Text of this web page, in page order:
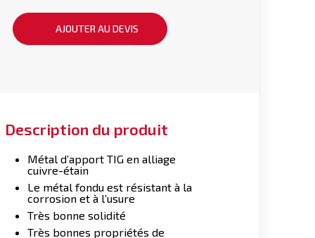
AJOUTER AU DEVIS
Description du produit
Métal d’apport TIG en alliage
cuivre-étain
Le métal fondu est résistant à la
corrosion et à l’usure
Très bonne solidité
Très bonnes propriétés de